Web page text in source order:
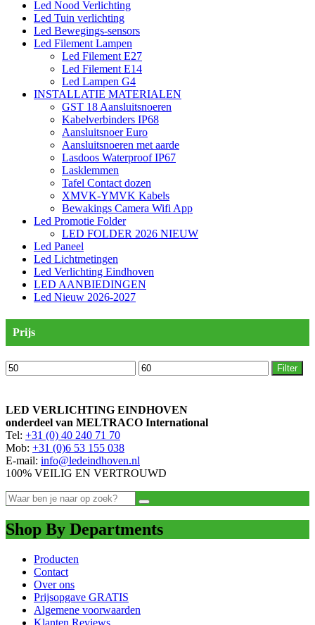
Led Nood Verlichting
Led Tuin verlichting
Led Bewegings-sensors
Led Filement Lampen
Led Filement E27
Led Filement E14
Led Lampen G4
INSTALLATIE MATERIALEN
GST 18 Aansluitsnoeren
Kabelverbinders IP68
Aansluitsnoer Euro
Aansluitsnoeren met aarde
Lasdoos Waterproof IP67
Lasklemmen
Tafel Contact dozen
XMVK-YMVK Kabels
Bewakings Camera Wifi App
Led Promotie Folder
LED FOLDER 2026 NIEUW
Led Paneel
Led Lichtmetingen
Led Verlichting Eindhoven
LED AANBIEDINGEN
Led Nieuw 2026-2027
Prijs
Min.
prijs
Max.
prijs
Filter
LED VERLICHTING EINDHOVEN
onderdeel van MELTRACO International
Tel: +31 (0) 40 240 71 70
Mob: +31 (0)6 53 155 038
E-mail: info@ledeindhoven.nl
100% VEILIG EN VERTROUWD
Shop By Departments
Producten
Contact
Over ons
Prijsopgave GRATIS
Algemene voorwaarden
Klanten Reviews